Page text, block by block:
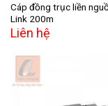
Cáp đồng trục liền
Link 200m
Liên hệ